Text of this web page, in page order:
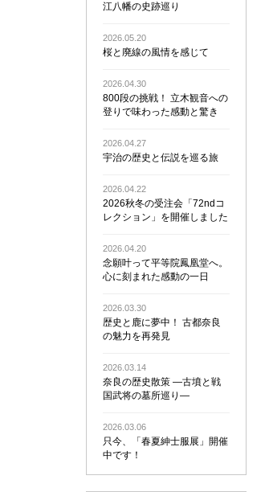
江八幡の史跡巡り
2026.05.20
桜と廃線の風情を感じて
2026.04.30
800段の挑戦！ 立木観音への
登りで味わった感動と驚き
2026.04.27
宇治の歴史と伝説を巡る旅
2026.04.22
2026秋冬の受注会「72ndコ
レクション」を開催しました
2026.04.20
念願叶って平等院鳳凰堂へ。
心に刻まれた感動の一日
2026.03.30
歴史と鹿に夢中！ 古都奈良
の魅力を再発見
2026.03.14
奈良の歴史散策 ―古墳と戦
国武将の墓所巡り―
2026.03.06
只今、「春夏紳士服展」開催
中です！